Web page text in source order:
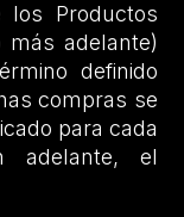
los Productos
más adelante)
definido
compras se
para cada
adelante, el